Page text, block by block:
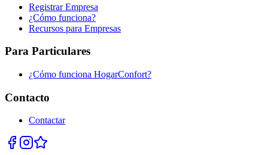
Registrar Empresa
¿Cómo funciona?
Recursos para Empresas
Para Particulares
¿Cómo funciona HogarConfort?
Contacto
Contactar